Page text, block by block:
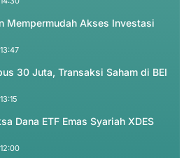
Mempermudah Akses Investasi
30 Juta, Transaksi Saham di BEI
Dana ETF Emas Syariah XDES